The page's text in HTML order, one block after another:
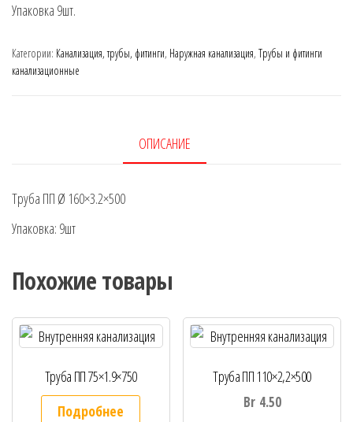
Упаковка 9шт.
Категории: Канализация, трубы, фитинги, Наружная канализация, Трубы и фитинги
канализационные
ОПИСАНИЕ
Труба ПП Ø 160×3.2×500
Упаковка: 9шт
Похожие товары
Труба ПП 75×1.9×750
Подробнее
Труба ПП 110×2,2×500
Br 4.50